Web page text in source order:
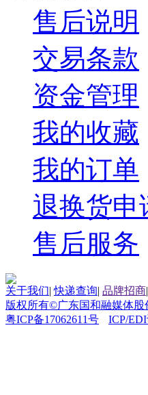
售后说明
交易条款
资金管理
我的收藏
我的订单
退换货申
售后服务
关于我们|快递查询| 品牌招商|
版权所有©广东国和融媒体股
粤ICP备17062611号
ICP/